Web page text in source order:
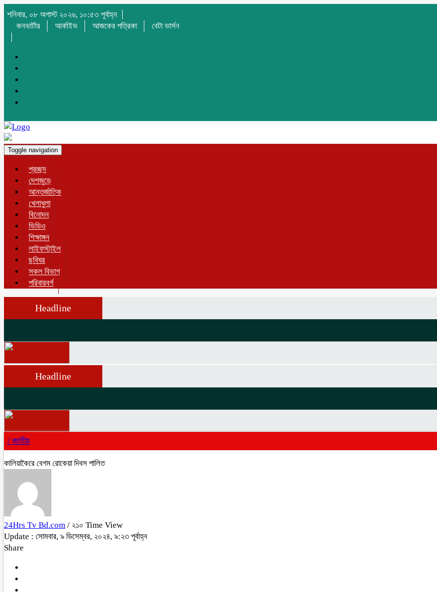
শনিবার, ০৮ অগাস্ট ২০২৬, ১০:৫৩ পূর্বাহ্ন
কনভার্টার
আর্কাইভ আজকের পত্রিকা বেটা ভার্সন
Toggle navigation
প্রচ্ছদ
দেশজুড়ে
আন্তর্জাতিক
খেলাধুলা
বিনোদন
ভিডিও
শিক্ষাঙ্গন
লাইফস্টাইল
ছবিঘর
সকল বিভাগ
পরিবারবর্গ
Headline
Headline
/ জাতীয়
কালিয়াকৈরে বেগম রোকেয়া দিবস পালিত
24Hrs Tv Bd.com / ২১০ Time View
Update : সোমবার, ৯ ডিসেম্বর, ২০২৪, ৯:২৩ পূর্বাহ্ন
Share